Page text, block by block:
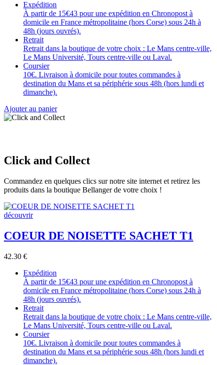
Expédition
À partir de 15€43 pour une expédition en Chronopost à
domicile en France métropolitaine (hors Corse) sous 24h à
48h (jours ouvrés).
Retrait
Retrait dans la boutique de votre choix : Le Mans centre-ville,
Le Mans Université, Tours centre-ville ou Laval.
Coursier
10€. Livraison à domicile pour toutes commandes à
destination du Mans et sa périphérie sous 48h (hors lundi et
dimanche).
Ajouter au panier
Click and Collect
Commandez en quelques clics sur notre site internet et retirez les
produits dans la boutique Bellanger de votre choix !
découvrir
COEUR DE NOISETTE SACHET T1
42.30 €
Expédition
À partir de 15€43 pour une expédition en Chronopost à
domicile en France métropolitaine (hors Corse) sous 24h à
48h (jours ouvrés).
Retrait
Retrait dans la boutique de votre choix : Le Mans centre-ville,
Le Mans Université, Tours centre-ville ou Laval.
Coursier
10€. Livraison à domicile pour toutes commandes à
destination du Mans et sa périphérie sous 48h (hors lundi et
dimanche).